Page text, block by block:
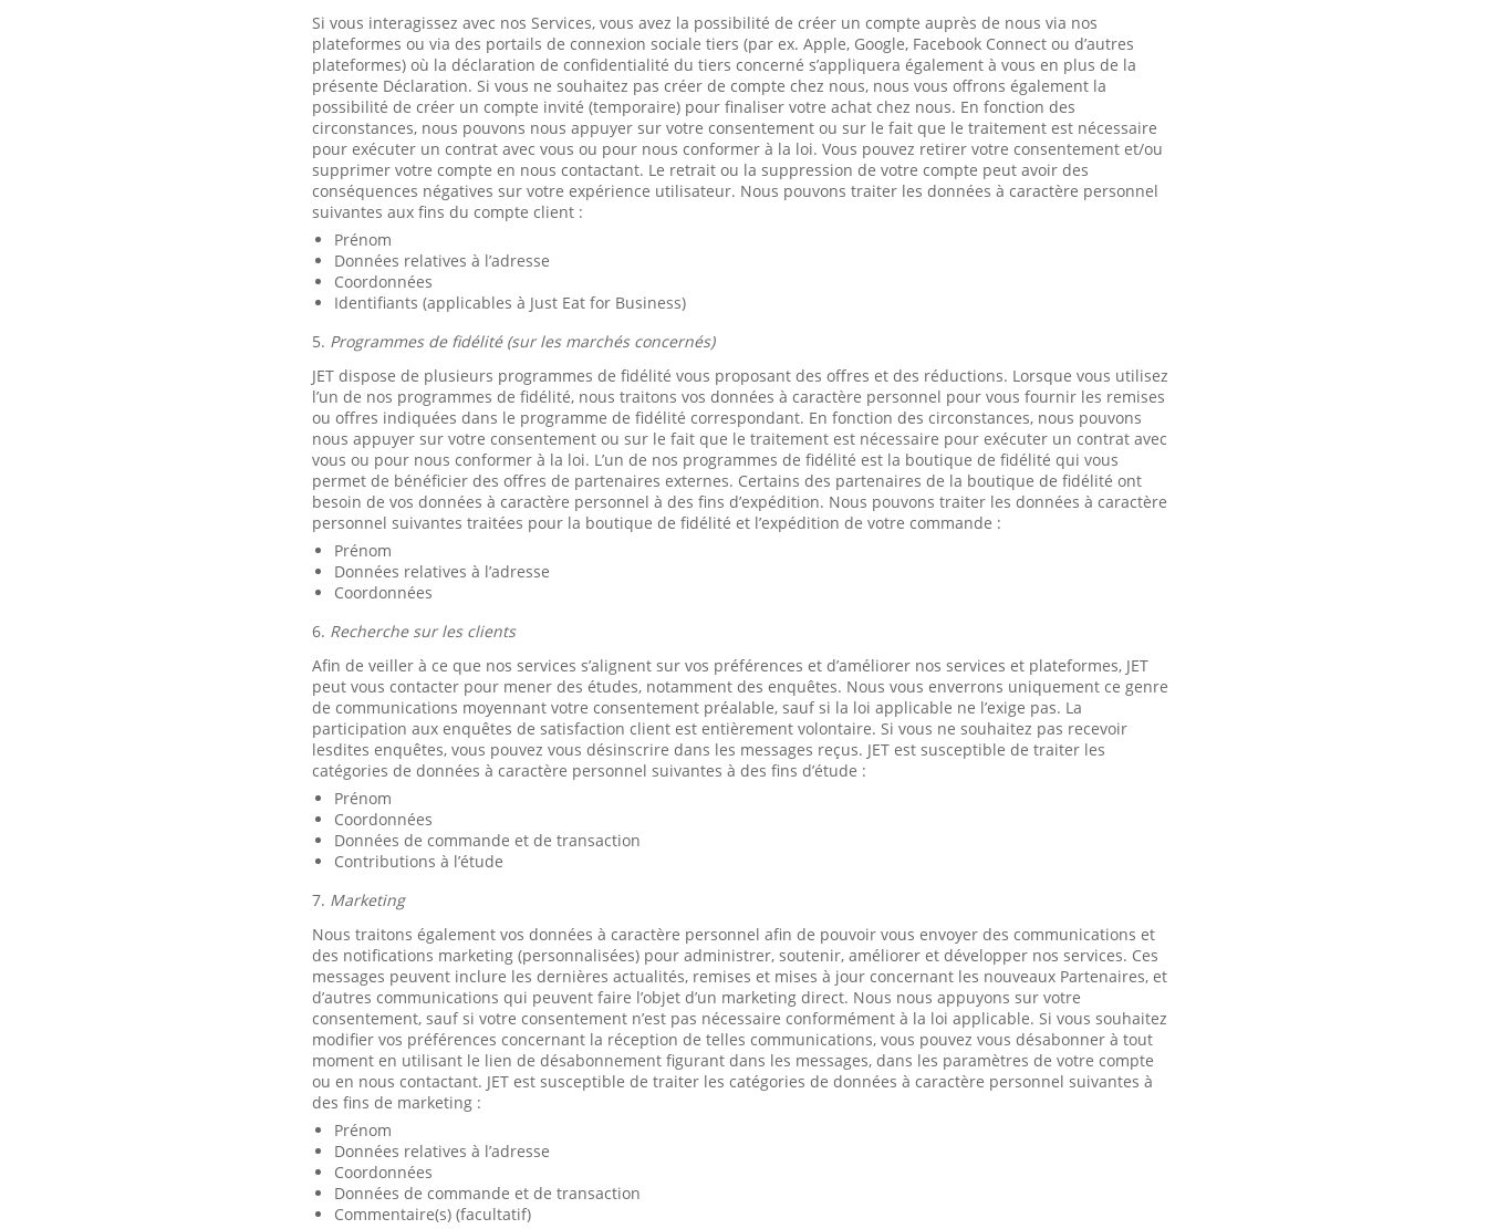
Si vous interagissez avec nos Services, vous avez la possibilité de créer un compte auprès de nous via nos
plateformes ou via des portails de connexion sociale tiers (par ex. Apple, Google, Facebook Connect ou d’autres
plateformes) où la déclaration de confidentialité du tiers concerné s’appliquera également à vous en plus de la
présente Déclaration. Si vous ne souhaitez pas créer de compte chez nous, nous vous offrons également la
possibilité de créer un compte invité (temporaire) pour finaliser votre achat chez nous. En fonction des
circonstances, nous pouvons nous appuyer sur votre consentement ou sur le fait que le traitement est nécessaire
pour exécuter un contrat avec vous ou pour nous conformer à la loi. Vous pouvez retirer votre consentement et/ou
supprimer votre compte en nous contactant. Le retrait ou la suppression de votre compte peut avoir des
conséquences négatives sur votre expérience utilisateur. Nous pouvons traiter les données à caractère personnel
suivantes aux fins du compte client :
Prénom
Données relatives à l’adresse
Coordonnées
Identifiants (applicables à Just Eat for Business)
5. Programmes de fidélité (sur les marchés concernés)
JET dispose de plusieurs programmes de fidélité vous proposant des offres et des réductions. Lorsque vous utilisez
l’un de nos programmes de fidélité, nous traitons vos données à caractère personnel pour vous fournir les remises
ou offres indiquées dans le programme de fidélité correspondant. En fonction des circonstances, nous pouvons
nous appuyer sur votre consentement ou sur le fait que le traitement est nécessaire pour exécuter un contrat avec
vous ou pour nous conformer à la loi. L’un de nos programmes de fidélité est la boutique de fidélité qui vous
permet de bénéficier des offres de partenaires externes. Certains des partenaires de la boutique de fidélité ont
besoin de vos données à caractère personnel à des fins d’expédition. Nous pouvons traiter les données à caractère
personnel suivantes traitées pour la boutique de fidélité et l’expédition de votre commande :
Prénom
Données relatives à l’adresse
Coordonnées
6. Recherche sur les clients
Afin de veiller à ce que nos services s’alignent sur vos préférences et d’améliorer nos services et plateformes, JET
peut vous contacter pour mener des études, notamment des enquêtes. Nous vous enverrons uniquement ce genre
de communications moyennant votre consentement préalable, sauf si la loi applicable ne l’exige pas. La
participation aux enquêtes de satisfaction client est entièrement volontaire. Si vous ne souhaitez pas recevoir
lesdites enquêtes, vous pouvez vous désinscrire dans les messages reçus. JET est susceptible de traiter les
catégories de données à caractère personnel suivantes à des fins d’étude :
Prénom
Coordonnées
Données de commande et de transaction
Contributions à l’étude
7. Marketing
Nous traitons également vos données à caractère personnel afin de pouvoir vous envoyer des communications et
des notifications marketing (personnalisées) pour administrer, soutenir, améliorer et développer nos services. Ces
messages peuvent inclure les dernières actualités, remises et mises à jour concernant les nouveaux Partenaires, et
d’autres communications qui peuvent faire l’objet d’un marketing direct. Nous nous appuyons sur votre
consentement, sauf si votre consentement n’est pas nécessaire conformément à la loi applicable. Si vous souhaitez
modifier vos préférences concernant la réception de telles communications, vous pouvez vous désabonner à tout
moment en utilisant le lien de désabonnement figurant dans les messages, dans les paramètres de votre compte
ou en nous contactant. JET est susceptible de traiter les catégories de données à caractère personnel suivantes à
des fins de marketing :
Prénom
Données relatives à l’adresse
Coordonnées
Données de commande et de transaction
Commentaire(s) (facultatif)